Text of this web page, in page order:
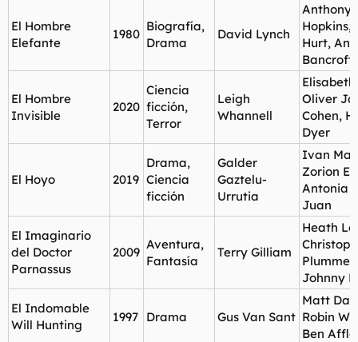
El Hombre
Elefante
1980
Biografía,
Drama
David Lynch
Anthony
Hopkins,
Hurt,
Bancroft
El Hombre
Invisible
2020
Ciencia
ficción,
Terror
Leigh
Whannell
Elisabeth
Oliver
Cohen,
Dyer
El Hoyo 2019
Drama,
Ciencia
ficción
Galder
Gaztelu-
Urrutia
Ivan
Zorion
Antonia
Juan
El Imaginario
del Doctor
Parnassus
2009
Aventura,
Fantasía
Terry Gilliam
Heath
Plummer,
Johnny
El Indomable
Will Hunting
1997 Drama Gus Van Sant
Matt
Robin
Ben